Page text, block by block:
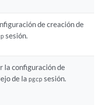
de creación de
sesión.
la configuración de
de lapgcpsesión.